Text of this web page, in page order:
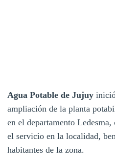
Agua Potable de Jujuy
ampliación de la planta
en el departamento
el servicio en la localidad,
habitantes de la zona.